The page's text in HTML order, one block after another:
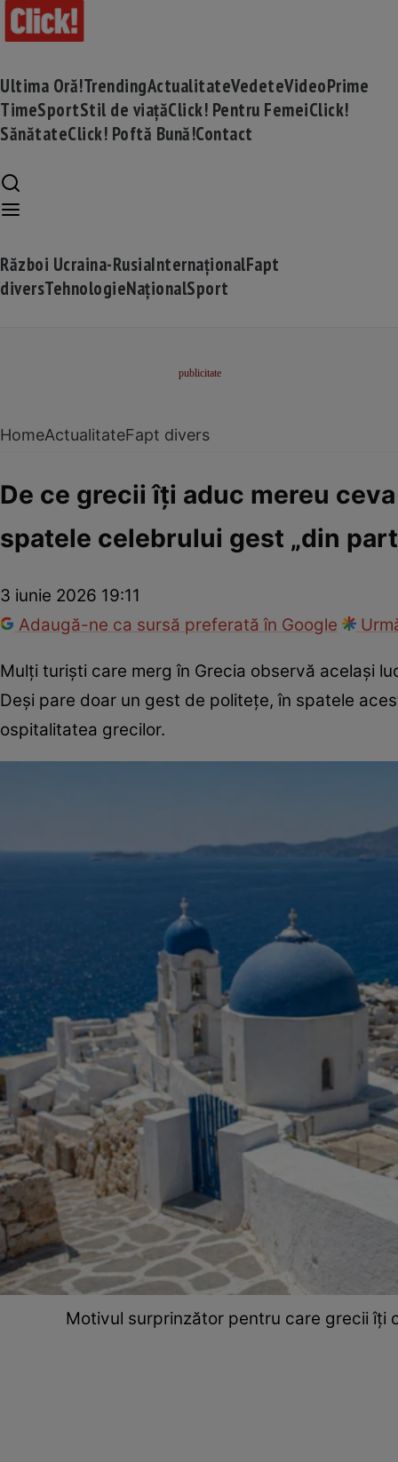
Ultima Oră!TrendingActualitateVedeteVideoPrime
TimeSportStil de viațăClick! Pentru FemeiClick!
SănătateClick! Poftă Bună!Contact
Război Ucraina-RusiaInternaționalFapt
diversTehnologieNaționalSport
HomeActualitateFapt divers
De ce grecii îți aduc mereu
spatele celebrului gest „din
3 iunie 2026 19:11
Adaugă-ne ca sursă preferată în Google
Mulți turiști care merg în Grecia observă același
Deși pare doar un gest de politețe, în spatele
ospitalitatea grecilor.
Motivul surprinzător pentru care grecii îți